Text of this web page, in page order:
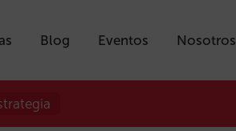
Blog Eventos Nosotros